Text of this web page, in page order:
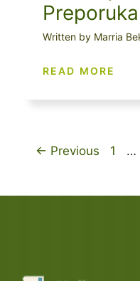
Preporuka
Written by Marria
READ MORE
← Previous Page
1 …